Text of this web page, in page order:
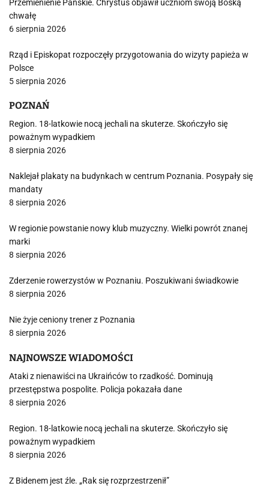
Przemienienie Pańskie. Chrystus objawił uczniom swoją Boską
chwałę
6 sierpnia 2026
Rząd i Episkopat rozpoczęły przygotowania do wizyty papieża w
Polsce
5 sierpnia 2026
POZNAŃ
Region. 18-latkowie nocą jechali na skuterze. Skończyło się
poważnym wypadkiem
8 sierpnia 2026
Naklejał plakaty na budynkach w centrum Poznania. Posypały się
mandaty
8 sierpnia 2026
W regionie powstanie nowy klub muzyczny. Wielki powrót znanej
marki
8 sierpnia 2026
Zderzenie rowerzystów w Poznaniu. Poszukiwani świadkowie
8 sierpnia 2026
Nie żyje ceniony trener z Poznania
8 sierpnia 2026
NAJNOWSZE WIADOMOŚCI
Ataki z nienawiści na Ukraińców to rzadkość. Dominują
przestępstwa pospolite. Policja pokazała dane
8 sierpnia 2026
Region. 18-latkowie nocą jechali na skuterze. Skończyło się
poważnym wypadkiem
8 sierpnia 2026
Z Bidenem jest źle. „Rak się rozprzestrzenił”